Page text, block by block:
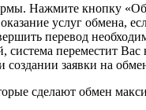
Нажмите кнопку
услуг обмена,
перевод
переместит Вас
создании заявки на
сделают обмен